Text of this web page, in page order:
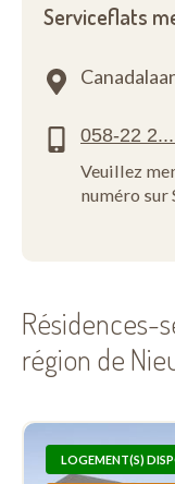
Serviceflats
Veuillez
numéro sur
Résidences-
région de
LOGEMENT(S)